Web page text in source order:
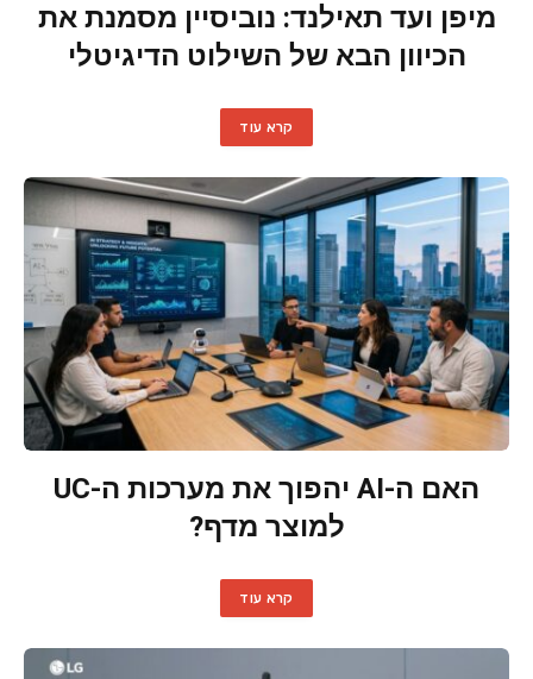
מיפן ועד תאילנד: נוביסיין מסמנת את
הכיוון הבא של השילוט הדיגיטלי
קרא עוד
האם ה-AI יהפוך את מערכות ה-UC
למוצר מדף?
קרא עוד